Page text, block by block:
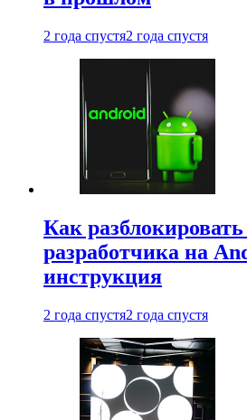
2 года спустя2 года спустя
Как
разработчика на
инструкция
2 года спустя2 года спустя